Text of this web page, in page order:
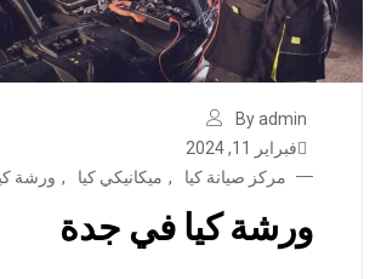
By admin
فبراير 11, 2024
مركز صيانة كيا
, ميكانيكي كيا , ورشة
ورشة كيا في جدة